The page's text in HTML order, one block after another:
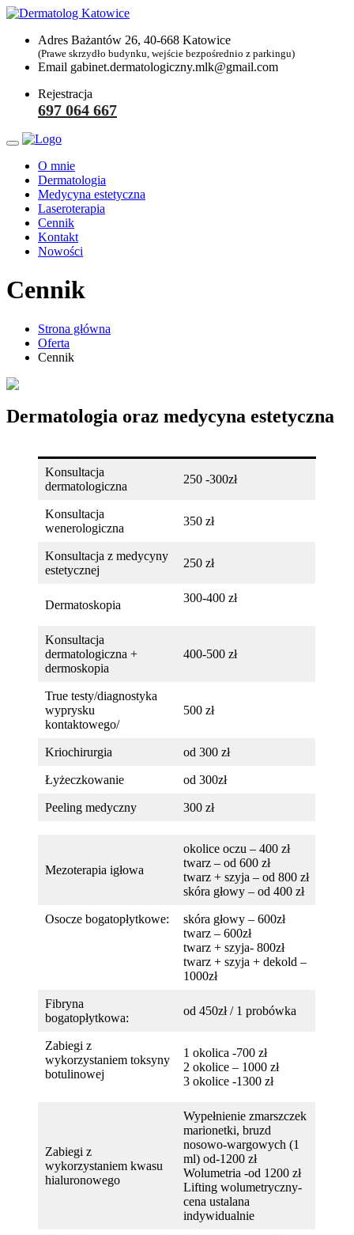
Adres Bażantów 26, 40-668 Katowice
(Prawe skrzydło budynku, wejście bezpośrednio z parkingu)
Email gabinet.dermatologiczny.mlk@gmail.com
Rejestracja
697 064 667
O mnie
Dermatologia
Medycyna estetyczna
Laseroterapia
Cennik
Kontakt
Nowości
Cennik
Strona główna
Oferta
Cennik
Dermatologia oraz medycyna estetyczna
Konsultacja
dermatologiczna
250 -300zł
Konsultacja
wenerologiczna
350 zł
Konsultacja z medycyny
estetycznej
250 zł
Dermatoskopia
300-400 zł
Konsultacja
dermatologiczna +
dermoskopia
400-500 zł
True testy/diagnostyka
wyprysku
kontaktowego/
500 zł
Kriochirurgia od 300 zł
Łyżeczkowanie od 300zł
Peeling medyczny 300 zł
Mezoterapia igłowa
okolice oczu – 400 zł
twarz – od 600 zł
twarz + szyja – od 800 zł
skóra głowy – od 400 zł
Osocze bogatopłytkowe:
skóra głowy – 600zł
twarz – 600zł
twarz + szyja- 800zł
twarz + szyja + dekold –
1000zł
Fibryna
bogatopłytkowa:
od 450zł / 1 probówka
Zabiegi z
wykorzystaniem toksyny
botulinowej
1 okolica -700 zł
2 okolice – 1000 zł
3 okolice -1300 zł
Zabiegi z
wykorzystaniem kwasu
hialuronowego
Wypełnienie zmarszczek
marionetki, bruzd
nosowo-wargowych (1
ml) od-1200 zł
Wolumetria -od 1200 zł
Lifting wolumetryczny-
cena ustalana
indywidualnie